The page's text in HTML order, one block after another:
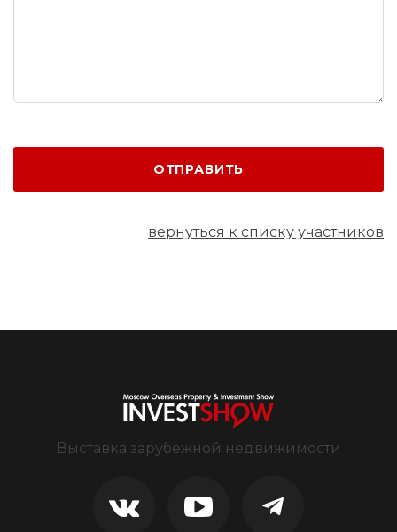
ОТПРАВИТЬ
вернуться к списку участников
Выставка зарубежной недвижимости